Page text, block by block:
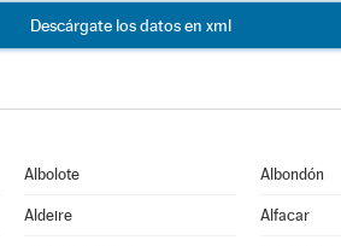
Descárgate los datos en xml
Albolote Albondón
Aldeire Alfacar